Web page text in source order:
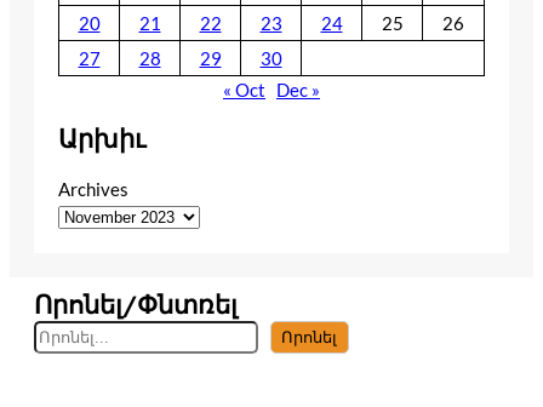
20
21 22 23 24 25
26
27
28 29
30
« Oct
Dec »
Արխիւ
Archives
Որոնել/Փնտռել
S
e
Որոնել